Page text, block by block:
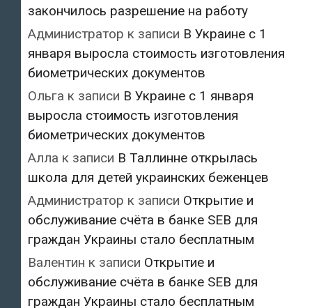
закончилось разрешение на работу
Администратор к записи В Украине с 1
января выросла стоимость изготовления
биометрических документов
Ольга к записи В Украине с 1 января
выросла стоимость изготовления
биометрических документов
Алла к записи В Таллинне открылась
школа для детей украинских беженцев
Администратор к записи Открытие и
обслуживание счёта в банке SEB для
граждан Украины стало бесплатным
Валентин к записи Открытие и
обслуживание счёта в банке SEB для
граждан Украины стало бесплатным